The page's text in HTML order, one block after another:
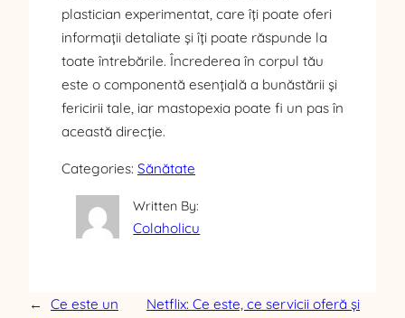
plastician experimentat, care îți poate oferi
informații detaliate și îți poate răspunde la
toate întrebările. Încrederea în corpul tău
este o componentă esențială a bunăstării și
fericirii tale, iar mastopexia poate fi un pas în
această direcție.
Categories: Sănătate
Written By:
Colaholicu
←
Ce este un
Netflix: Ce este, ce servicii oferă și